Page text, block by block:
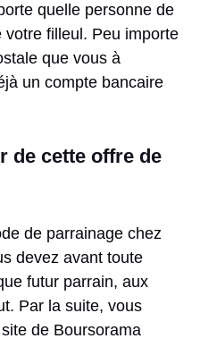
quelle personne de
filleul. Peu importe
que vous à
un compte bancaire
de cette offre de
de parrainage chez
devez avant toute
futur parrain, aux
Par la suite, vous
de Boursorama